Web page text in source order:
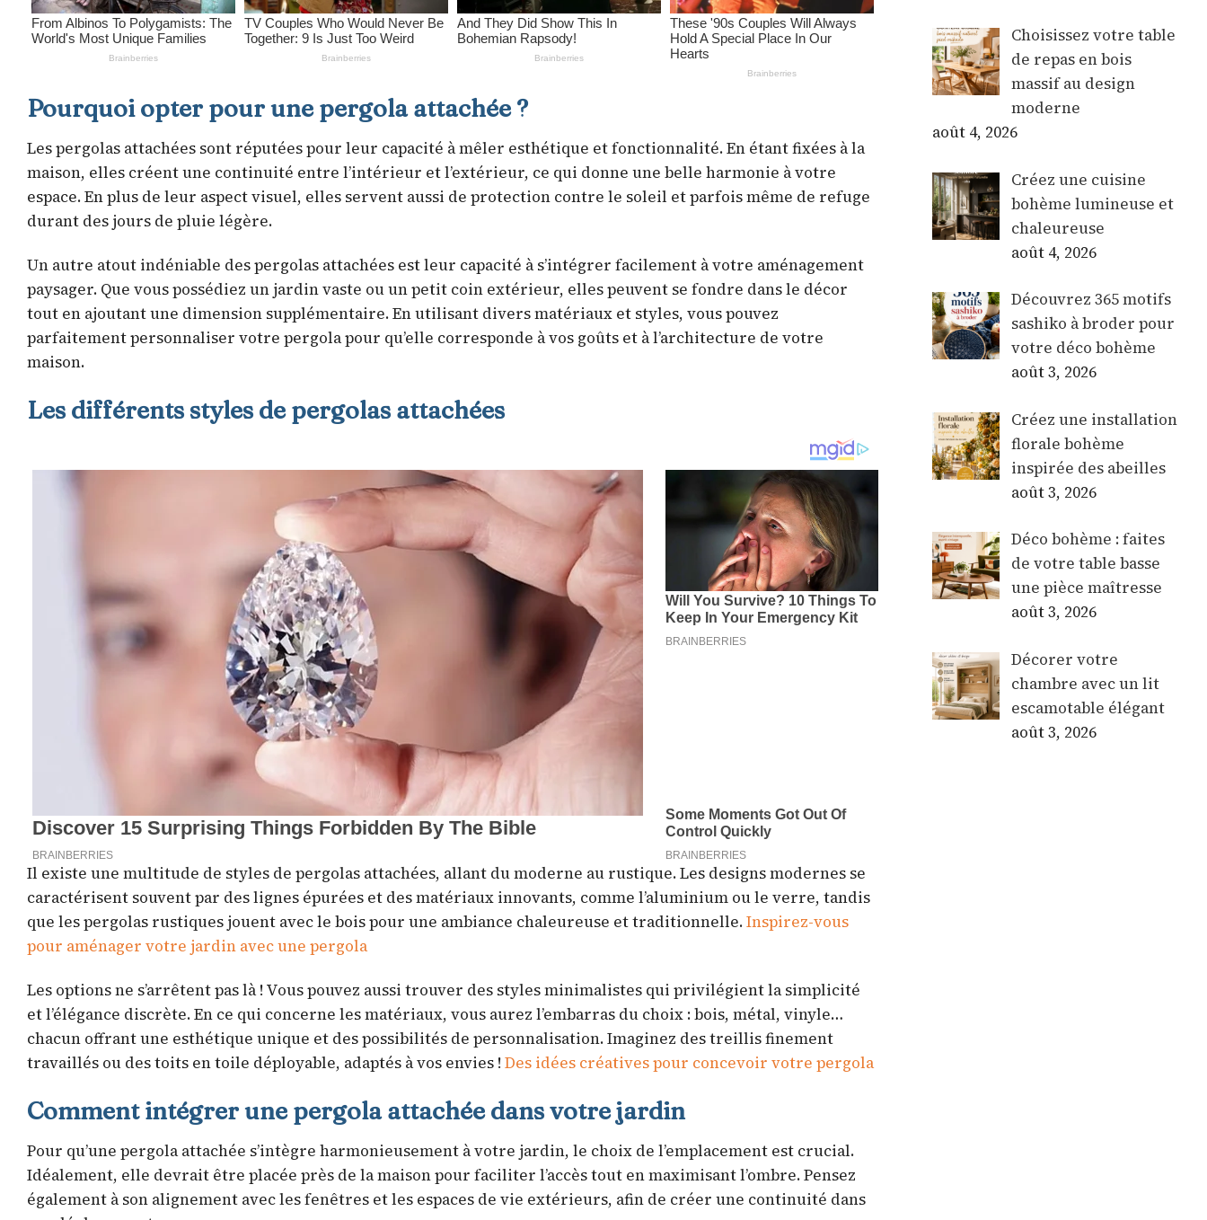
Pourquoi opter pour une pergola attachée ?
Les pergolas attachées sont réputées pour leur capacité à mêler esthétique et fonctionnalité. En étant fixées à la
maison, elles créent une continuité entre l’intérieur et l’extérieur, ce qui donne une belle harmonie à votre
espace. En plus de leur aspect visuel, elles servent aussi de protection contre le soleil et parfois même de refuge
durant des jours de pluie légère.
Un autre atout indéniable des pergolas attachées est leur capacité à s’intégrer facilement à votre aménagement
paysager. Que vous possédiez un jardin vaste ou un petit coin extérieur, elles peuvent se fondre dans le décor
tout en ajoutant une dimension supplémentaire. En utilisant divers matériaux et styles, vous pouvez
parfaitement personnaliser votre pergola pour qu’elle corresponde à vos goûts et à l’architecture de votre
maison.
Les différents styles de pergolas attachées
Il existe une multitude de styles de pergolas attachées, allant du moderne au rustique. Les designs modernes se
caractérisent souvent par des lignes épurées et des matériaux innovants, comme l’aluminium ou le verre, tandis
que les pergolas rustiques jouent avec le bois pour une ambiance chaleureuse et traditionnelle.Inspirez-vous
pour aménager votre jardin avec une pergola
Les options ne s’arrêtent pas là ! Vous pouvez aussi trouver des styles minimalistes qui privilégient la simplicité
et l’élégance discrète. En ce qui concerne les matériaux, vous aurez l’embarras du choix : bois, métal, vinyle…
chacun offrant une esthétique unique et des possibilités de personnalisation. Imaginez des treillis finement
travaillés ou des toits en toile déployable, adaptés à vos envies !Des idées créatives pour concevoir votre pergola
Comment intégrer une pergola attachée dans votre jardin
Pour qu’une pergola attachée s’intègre harmonieusement à votre jardin, le choix de l’emplacement est crucial.
Idéalement, elle devrait être placée près de la maison pour faciliter l’accès tout en maximisant l’ombre. Pensez
également à son alignement avec les fenêtres et les espaces de vie extérieurs, afin de créer une continuité dans
Choisissez votre table
de repas en bois
massif au design
moderne
août 4, 2026
Créez une cuisine
bohème lumineuse et
chaleureuse
août 4, 2026
Découvrez 365 motifs
sashiko à broder pour
votre déco bohème
août 3, 2026
Créez une installation
florale bohème
inspirée des abeilles
août 3, 2026
Déco bohème : faites
de votre table basse
une pièce maîtresse
août 3, 2026
Décorer votre
chambre avec un lit
escamotable élégant
août 3, 2026